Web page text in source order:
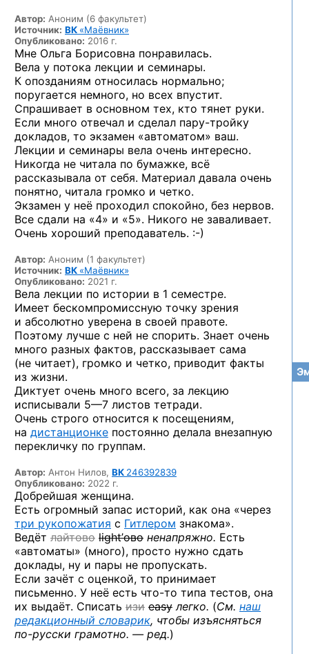
Автор: Аноним (6 факультет)
Источник: ВК «Маёвник»
Опубликовано: 2016 г.
Мне Ольга Борисовна понравилась.
Вела у потока лекции и семинары.
К опозданиям относилась нормально;
поругается немного, но всех впустит.
Спрашивает в основном тех, кто тянет руки.
Если много отвечал и сделал пару-тройку
докладов, то экзамен «автоматом» ваш.
Лекции и семинары вела очень интересно.
Никогда не читала по бумажке, всё
рассказывала от себя. Материал давала очень
понятно, читала громко и четко.
Экзамен у неё проходил спокойно, без нервов.
Все сдали на «4» и «5». Никого не заваливает.
Очень хороший преподаватель. :-)
Автор: Аноним (1 факультет)
Источник: ВК «Маёвник»
Опубликовано: 2021 г.
Вела лекции по истории в 1 семестре.
Имеет бескомпромиссную точку зрения
и абсолютно уверена в своей правоте.
Поэтому лучше с ней не спорить. Знает очень
много разных фактов, рассказывает сама
(не читает), громко и четко, приводит факты
из жизни.
Диктует очень много всего, за лекцию
исписывали 5—7 листов тетради.
Очень строго относится к посещениям,
на дистанционке постоянно делала внезапную
перекличку по группам.
Автор: Антон Нилов, ВК 246392839
Опубликовано: 2022 г.
Добрейшая женщина.
Есть огромный запас историй, как она «через
три рукопожатия с Гитлером знакома».
Ведёт лайтово light’ово ненапряжно. Есть
«автоматы» (много), просто нужно сдать
доклады, ну и пары не пропускать.
Если зачёт с оценкой, то принимает
письменно. У неё есть что-то типа тестов, она
их выдаёт. Списать изи easy легко. (См. наш
редакционный словарик, чтобы изъясняться
по-русски грамотно. — ред.)